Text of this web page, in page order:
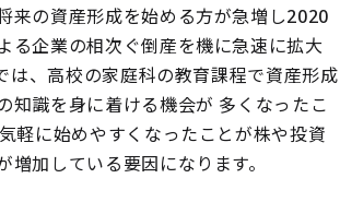
来の資産形成を始める方が急増し2020
る企業の相次ぐ倒産を機に急速に拡大
は、高校の家庭科の教育課程で資産形成
知識を身に着ける機会が 多くなったこ
軽に始めやすくなったことが株や投資
増加している要因になります。